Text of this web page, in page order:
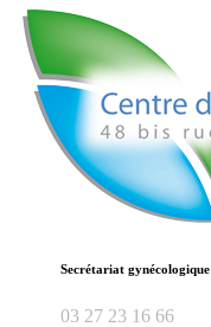
Secrétariat gynécologique
03 27 23 16 66